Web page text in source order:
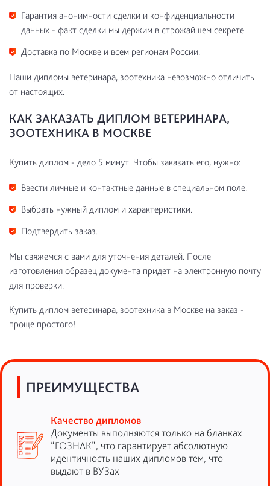
Гарантия анонимности сделки и конфиденциальности
данных - факт сделки мы держим в строжайшем секрете.
Доставка по Москве и всем регионам России.
Наши дипломы ветеринара, зоотехника невозможно отличить
от настоящих.
КАК ЗАКАЗАТЬ ДИПЛОМ ВЕТЕРИНАРА,
ЗООТЕХНИКА В МОСКВЕ
Купить диплом - дело 5 минут. Чтобы заказать его, нужно:
Ввести личные и контактные данные в специальном поле.
Выбрать нужный диплом и характеристики.
Подтвердить заказ.
Мы свяжемся с вами для уточнения деталей. После
изготовления образец документа придет на электронную почту
для проверки.
Купить диплом ветеринара, зоотехника в Москве на заказ -
проще простого!
ПРЕИМУЩЕСТВА
Качество дипломов
Документы выполняются только на бланках
“ГОЗНАК”, что гарантирует абсолютную
идентичность наших дипломов тем, что
выдают в ВУЗах